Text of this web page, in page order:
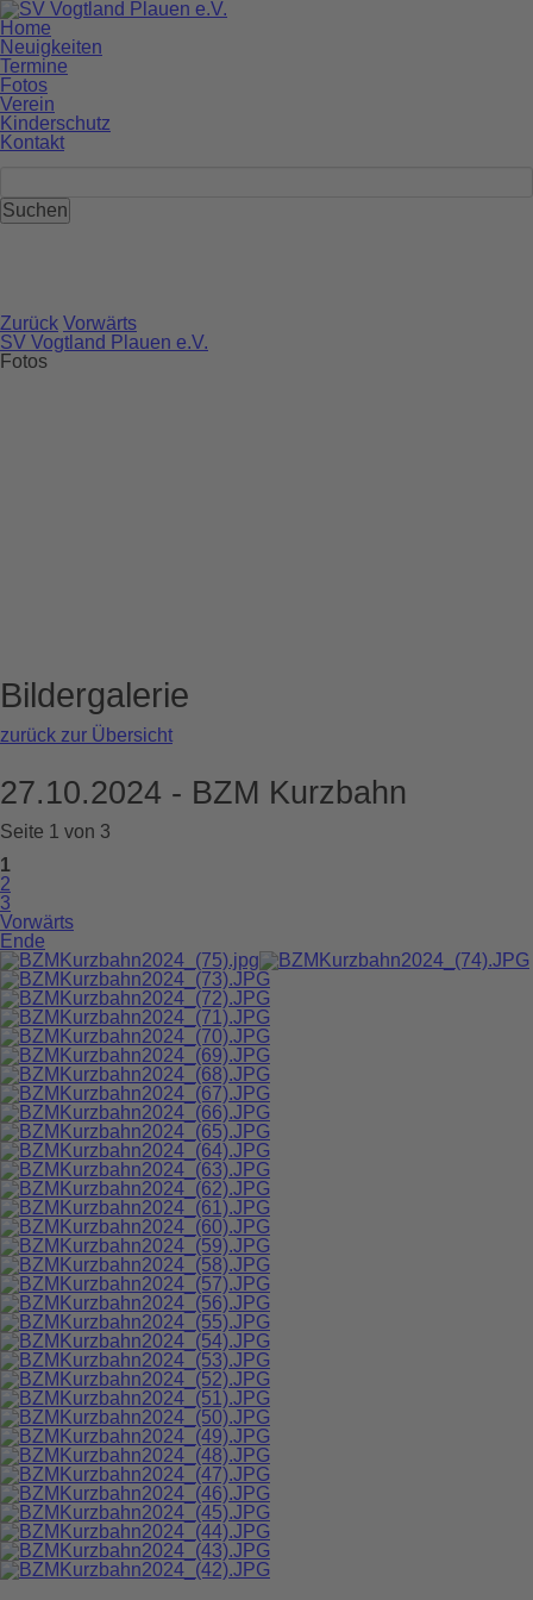
Navigation
überspringen
Home
Neuigkeiten
Termine
Fotos
Verein
Kinderschutz
Kontakt
Zurück Vorwärts
SV Vogtland Plauen e.V.
Fotos
Bildergalerie
zurück zur Übersicht
27.10.2024 - BZM Kurzbahn
Seite 1 von 3
1
2
3
Vorwärts
Ende